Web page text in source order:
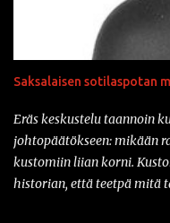
Saksalaisen sotilaspotan
Eräs keskustelu taannoin
johtopäätökseen: mikään
kustomiin liian korni.
historian, että teetpä mitä